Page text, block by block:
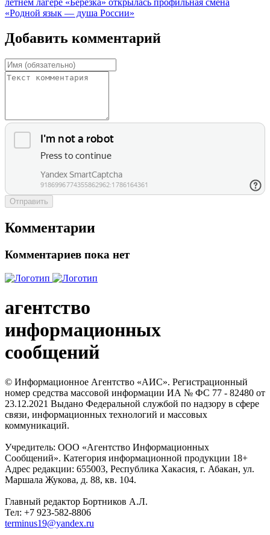
«Родной язык — душа России»
Добавить комментарий
Отправить
Комментарии
Комментариев пока нет
агентство
информационных
сообщений
© Информационное Агентство «АИС». Регистрационный
номер средства массовой информации ИА № ФС 77 - 82480 от
23.12.2021 Выдано Федеральной службой по надзору в сфере
связи, информационных технологий и массовых
коммуникаций.
Учредитель: ООО «Агентство Информационных
Сообщений». Категория информационной продукции 18+
Адрес редакции: 655003, Республика Хакасия, г. Абакан, ул.
Маршала Жукова, д. 88, кв. 104.
Главный редактор Бортников А.Л.
Тел: +7 923-582-8806
terminus19@yandex.ru